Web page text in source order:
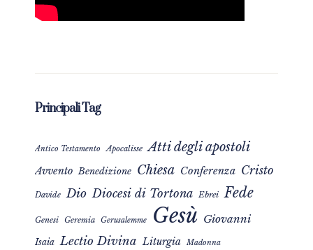
Principali Tag
Antico Testamento Apocalisse Atti degli apostoli
Avvento Benedizione Chiesa Conferenza Cristo
Davide Dio Diocesi di Tortona Ebrei Fede
Genesi Geremia Gerusalemme Gesù Giovanni
Isaia Lectio Divina Liturgia Madonna